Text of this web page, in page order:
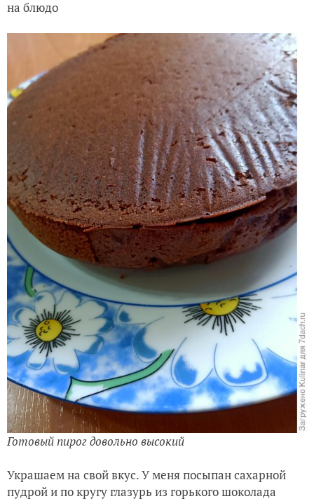
на блюдо
Готовый пирог довольно высокий
Украшаем на свой вкус. У меня посыпан сахарной
пудрой и по кругу глазурь из горького шоколада